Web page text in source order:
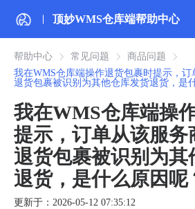
顶妙WMS仓库端帮助中心
帮助中心 常见问题
商品问题
我在WMS仓库端操作退货包裹时提示，
退货包裹被识别为其他仓库发货退货，是
我在WMS仓库端操
提示，订单从该服务
退货包裹被识别为其
退货，是什么原因呢
更新于：2026-05-12 07:35:12